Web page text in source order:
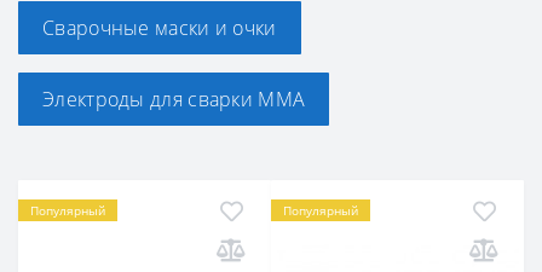
Сварочные маски и очки
Электроды для сварки ММА
Популярный Популярный